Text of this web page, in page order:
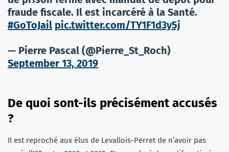
fraude fiscale. Il est incarcéré à la Santé.
#GoToJail pic.twitter.com/TY1F1d3y5j
— Pierre Pascal (@Pierre_St_Roch)
September 13, 2019
De quoi sont-ils précisément accusés
?
Il est reproché aux élus de Levallois-Perret de n’avoir pas